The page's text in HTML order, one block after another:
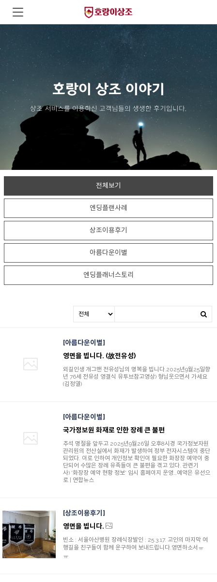
호랑이 상조 이야기
상조 서비스를 이용하신 고객님들의 생생한 후기입니다.
전체보기
엔딩플랜사례
상조이용후기
아름다운이별
엔딩플래너스토리
아름다운이별
영면을 빕니다. (故전유성)
외길인생 개그맨 전유성님의 명복을 빕니다.2025년9월25일향
년 76세 전유성 영결식 유투브참고영상) 형님웃으면서 가세요
(김정열)
아름다운이별
국가정보원 화재로 인한 장례 큰 불편
추석 명절을 앞두고 2025년9월26일 오후8시경 국가정보자원
관리원의 전산실에서 화재가 발생하여 정부 전자시스템이 중단
되었다. 이로 인하여 개인정보 확인이 필요한 화장장 예약이 중
단되어 수많은 장례 유족들이 큰 불편을 겪고 있다. 관련기
사) '화장장 예약 현황 정보' 임시 홈페이지 운영…예약은 유선으
로 | 연합뉴스
상조이용후기
영면을 빕니다.
빈소 : 서울아산병원 장례식장발인 : 25.3.17. 고인의 마지막 여
행길을 친구들이 함께 운구하여 보내드립니다.영면하소서ㅠ
ㅠ